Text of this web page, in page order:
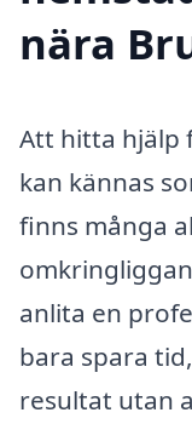
nära
Att hitta hjälp
kan kännas
finns många
anlita en
bara spara
resultat utan